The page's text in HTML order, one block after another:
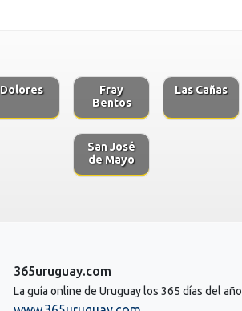
Dolores
Fray
Bentos
Las Cañas
San José
de Mayo
365uruguay.com
La guía online de Uruguay los 365 días del año